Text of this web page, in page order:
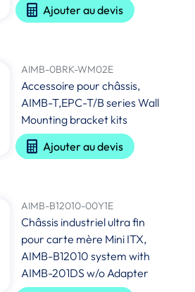
Ajouter au devis
AIMB-0BRK-WM02E
Accessoire pour châssis,
AIMB-T,EPC-T/B series Wall
Mounting bracket kits
Ajouter au devis
AIMB-B12010-00Y1E
Châssis industriel ultra fin
pour carte mère Mini ITX,
AIMB-B12010 system with
AIMB-201DS w/o Adapter